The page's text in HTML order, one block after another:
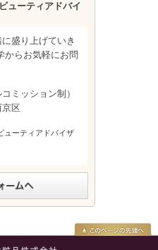
ューティアドバイ
盛り上げていき
からお気軽にお問
ミッション制）
区
ューティアドバイザ